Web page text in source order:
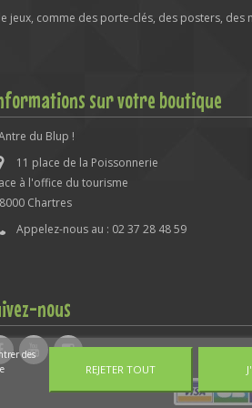
comme des porte-clés, des posters, des
sur votre boutique
du Blup !
11 place de la Poissonnerie
à l'office du tourisme
Chartres
Appelez-nous au : 02 37 28 48 59
nous
des
REJETER TOUT